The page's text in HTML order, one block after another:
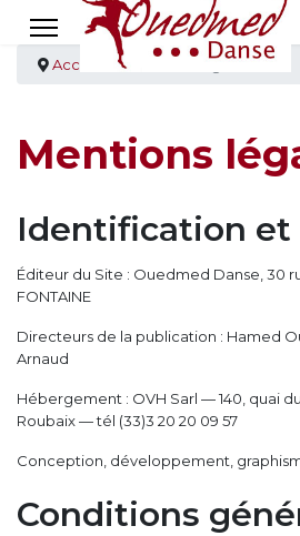
Accueil Mentions légales
Mentions
Identification et
Éditeur du Site : Ouedmed Danse, 30
FONTAINE
Directeurs de la publication : Hamed
Arnaud
Hébergement : OVH Sarl — 140, quai
Roubaix — tél (33)3 20 20 09 57
Conception, développement,
Conditions